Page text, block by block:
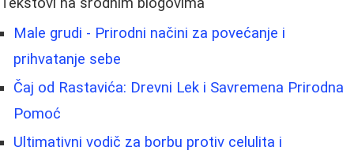
Male grudi - Prirodni načini za povećanje i
prihvatanje sebe
Čaj od Rastavića: Drevni Lek i Savremena Prirodna
Pomoć
Ultimativni vodič za borbu protiv celulita i